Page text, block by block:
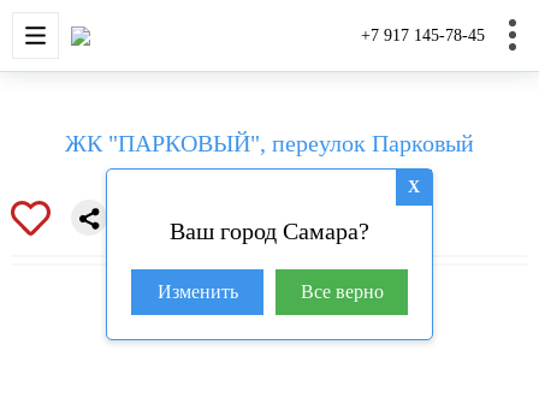
+7 917 145-78-45
НОВОСТРОЙКИ ДОМА И
X
Ваш город Самара?
Изменить Все верно
ЖК "ПАРКОВЫЙ", переулок Парковый